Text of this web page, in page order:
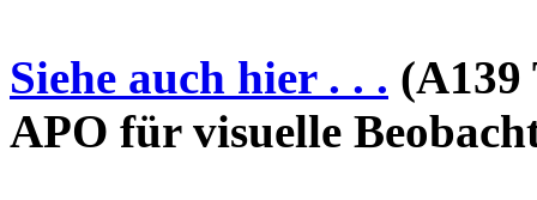
Siehe auch hier . . . (A139
APO für visuelle